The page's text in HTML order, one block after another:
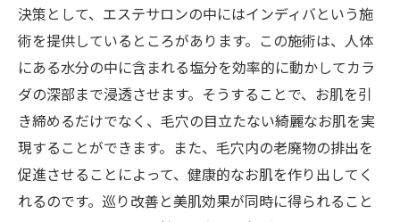
決策として、エステサロンの中にはインディバという施
術を提供しているところがあります。この施術は、人体
にある水分の中に含まれる塩分を効率的に動かしてカラ
ダの深部まで浸透させます。そうすることで、お肌を引
き締めるだけでなく、毛穴の目立たない綺麗なお肌を実
現することができます。また、毛穴内の老廃物の排出を
促進させることによって、健康的なお肌を作り出してく
れるのです。巡り改善と美肌効果が同時に得られること